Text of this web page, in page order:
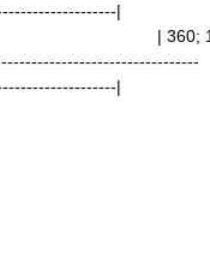
|
почву на | 360;
|